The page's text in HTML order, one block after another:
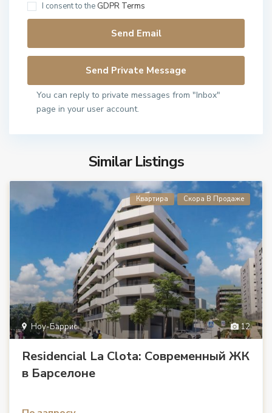
I consent to the GDPR Terms
You can reply to private messages from "Inbox"
page in your user account.
Similar Listings
12
Ноу-Баррис
Квартира Скора В Продаже
Residencial La Clota: Современный ЖК
в Барселоне